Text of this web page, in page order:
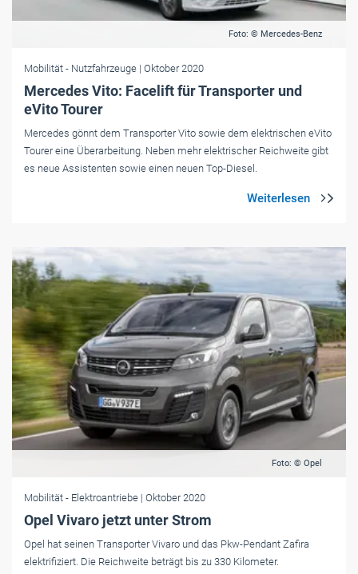
Foto: © Mercedes-Benz
Mobilität - Nutzfahrzeuge | Oktober 2020
Mercedes Vito: Facelift für Transporter und
eVito Tourer
Mercedes gönnt dem Transporter Vito sowie dem elektrischen eVito
Tourer eine Überarbeitung. Neben mehr elektrischer Reichweite gibt
es neue Assistenten sowie einen neuen Top-Diesel.
Foto: © Opel
Mobilität - Elektroantriebe | Oktober 2020
Opel Vivaro jetzt unter Strom
Opel hat seinen Transporter Vivaro und das Pkw-Pendant Zafira
elektrifiziert. Die Reichweite beträgt bis zu 330 Kilometer.